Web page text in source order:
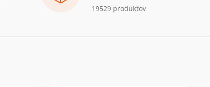
19529 produktov